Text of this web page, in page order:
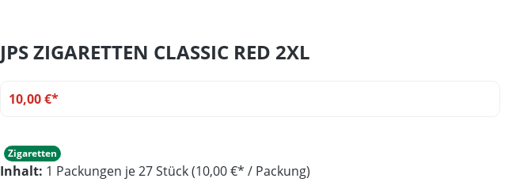
JPS ZIGARETTEN CLASSIC RED 2XL
10,00 €*
Zigaretten
Inhalt: 1 Packungen je 27 Stück (10,00 €* / Packung)